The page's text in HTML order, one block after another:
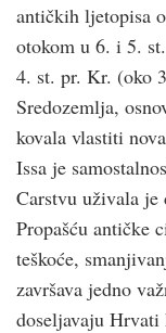
antičkih ljetopisa
otokom u 6. i 5.
4. st. pr. Kr. (oko
Sredozemlja,
kovala vlastiti
Issa je
Carstvu uživala je
Propašću antičke
teškoće,
završava jedno
doseljavaju